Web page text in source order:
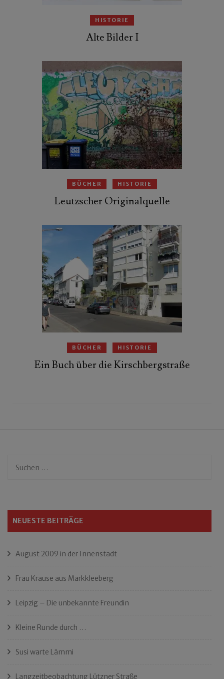
HISTORIE
Alte Bilder I
BÜCHER HISTORIE
Leutzscher Originalquelle
BÜCHER HISTORIE
Ein Buch über die Kirschbergstraße
Suchen
NEUESTE BEITRÄGE
August 2009 in der Innenstadt
Frau Krause aus Markkleeberg
Leipzig – Die unbekannte Freundin
Kleine Runde durch …
Susi warte Lämmi
Langzeitbeobachtung Lützner Straße